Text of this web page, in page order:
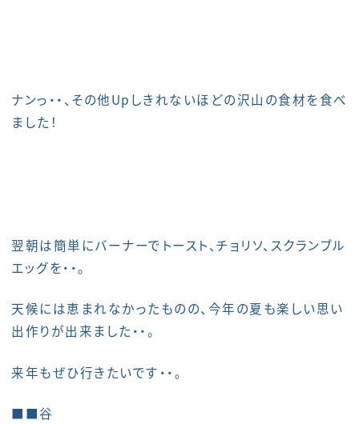
ナンっ・・、その他Upしきれないほどの沢山の食材を食べ
ました！
翌朝は簡単にバーナーでトースト、チョリソ、スクランブル
エッグを・・。
天候には恵まれなかったものの、今年の夏も楽しい思い
出作りが出来ました・・。
来年もぜひ行きたいです・・。
■■谷